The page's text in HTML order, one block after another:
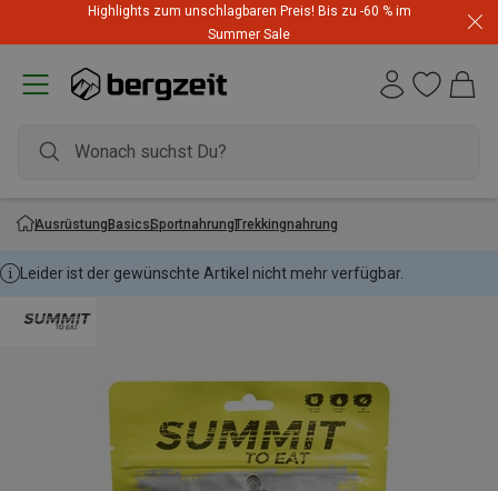
Highlights zum unschlagbaren Preis! Bis zu -60 % im
Summer Sale
AusrüstungBasicsSportnahrungTrekkingnahrung
Leider ist der gewünschte Artikel nicht mehr verfügbar.